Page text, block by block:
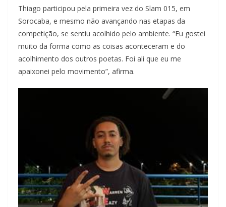
Thiago participou pela primeira vez do Slam 015, em
Sorocaba, e mesmo não avançando nas etapas da
competição, se sentiu acolhido pelo ambiente. “Eu gostei
muito da forma como as coisas aconteceram e do
acolhimento dos outros poetas. Foi ali que eu me
apaixonei pelo movimento”, afirma.